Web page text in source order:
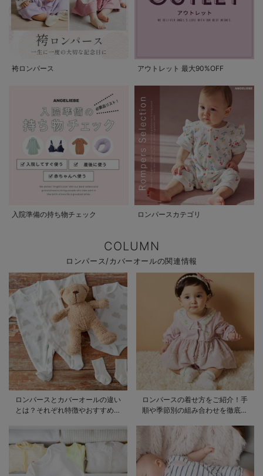
袴ロンパース アウトレット 最大90%OFF
入院準備の持ち物チェック ロンパースカテゴリ
COLUMN
ロンパース/カバーオールの関連情報
ロンパースとカバーオールの違い
とは？それぞれ特徴やおすすめ商
ロンパースの着せ方をご紹介！手
順や季節別の組み合わせを徹底解